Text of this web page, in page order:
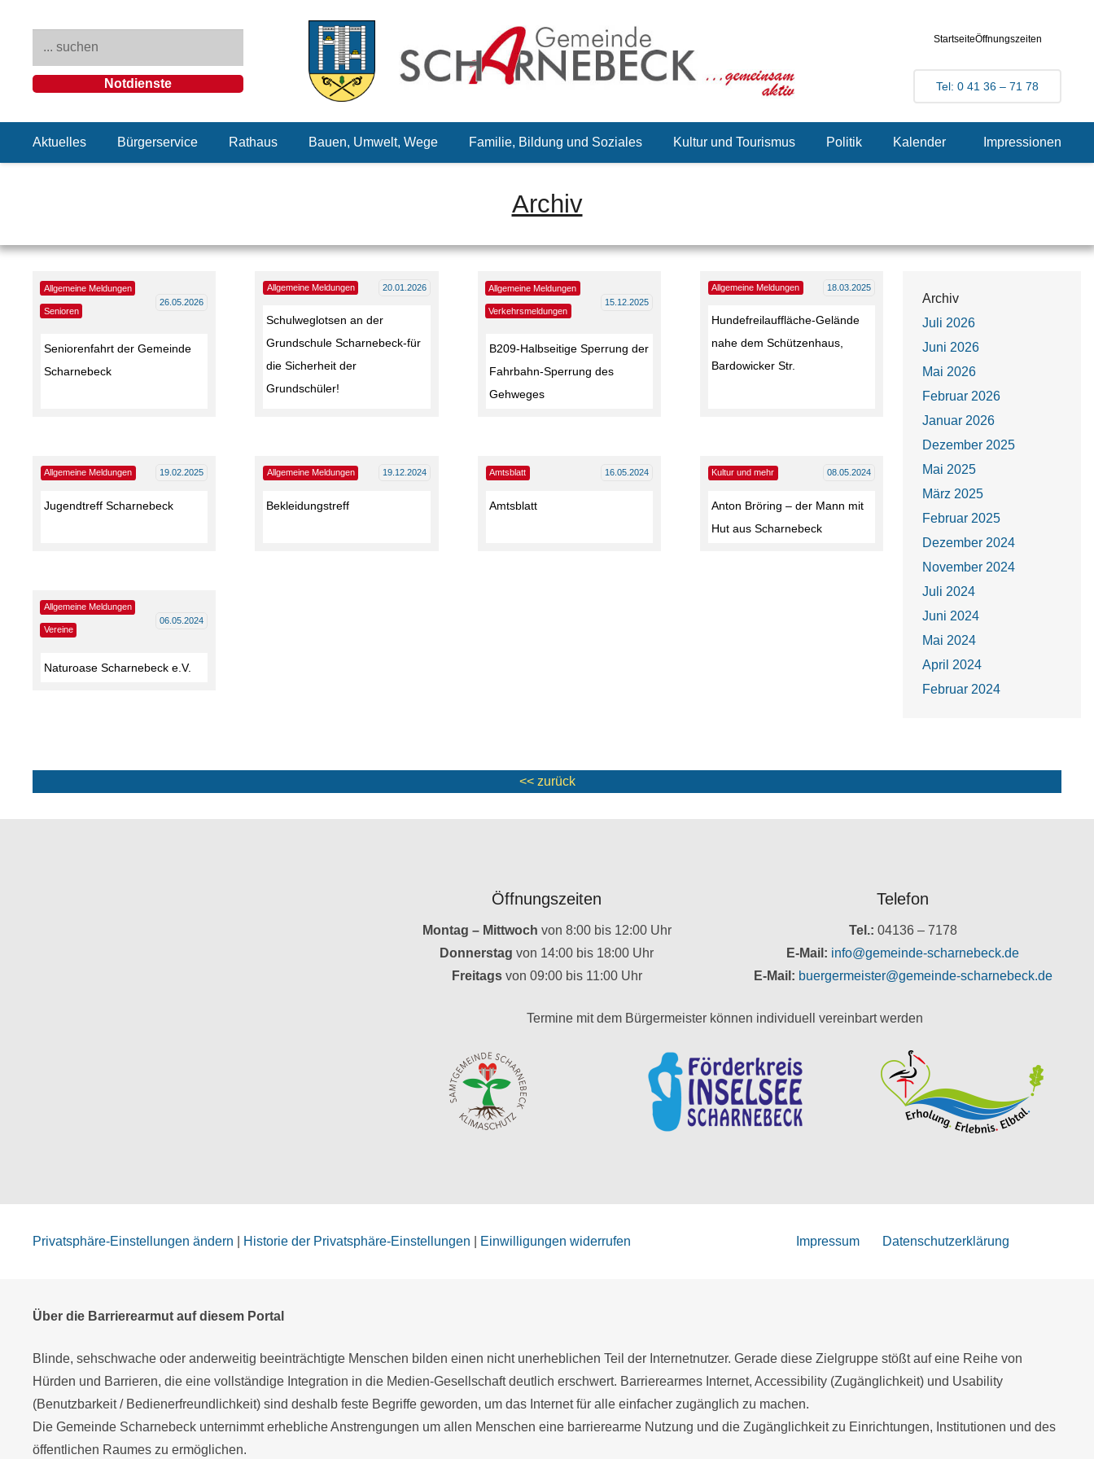
Notdienste
StartseiteÖffnungszeiten
Tel: 0 41 36 – 71 78
Aktuelles Bürgerservice Rathaus Bauen, Umwelt, Wege Familie, Bildung und Soziales Kultur und Tourismus Politik Kalender Impressionen
Archiv
Allgemeine Meldungen
Senioren
26.05.2026
Seniorenfahrt der Gemeinde
Scharnebeck
Allgemeine Meldungen 20.01.2026
Schulweglotsen an der
Grundschule Scharnebeck-für
die Sicherheit der
Grundschüler!
Allgemeine Meldungen
Verkehrsmeldungen
15.12.2025
B209-Halbseitige Sperrung der
Fahrbahn-Sperrung des
Gehweges
Allgemeine Meldungen 18.03.2025
Hundefreilauffläche-Gelände
nahe dem Schützenhaus,
Bardowicker Str.
Allgemeine Meldungen 19.02.2025
Jugendtreff Scharnebeck
Allgemeine Meldungen 19.12.2024
Bekleidungstreff
Amtsblatt 16.05.2024
Amtsblatt
Kultur und mehr 08.05.2024
Anton Bröring – der Mann mit
Hut aus Scharnebeck
Allgemeine Meldungen
Vereine
06.05.2024
Naturoase Scharnebeck e.V.
Archiv
Juli 2026
Juni 2026
Mai 2026
Februar 2026
Januar 2026
Dezember 2025
Mai 2025
März 2025
Februar 2025
Dezember 2024
November 2024
Juli 2024
Juni 2024
Mai 2024
April 2024
Februar 2024
<< zurück
Öffnungszeiten
Montag – Mittwoch von 8:00 bis 12:00 Uhr
Donnerstagvon 14:00 bis 18:00 Uhr
Freitags von 09:00 bis 11:00 Uhr
Telefon
Tel.: 04136 – 7178
E-Mail: info@gemeinde-scharnebeck.de
E-Mail: buergermeister@gemeinde-scharnebeck.de
Termine mit dem Bürgermeister können individuell vereinbart werden
Privatsphäre-Einstellungen ändern Historie der Privatsphäre-Einstellungen Einwilligungen widerrufen Impressum Datenschutzerklärung
Über die Barrierearmut auf diesem Portal
Blinde, sehschwache oder anderweitig beeinträchtigte Menschen bilden einen nicht unerheblichen Teil der Internetnutzer. Gerade diese Zielgruppe stößt auf eine Reihe von
Hürden und Barrieren, die eine vollständige Integration in die Medien-Gesellschaft deutlich erschwert. Barrierearmes Internet, Accessibility (Zugänglichkeit) und Usability
(Benutzbarkeit / Bedienerfreundlichkeit) sind deshalb feste Begriffe geworden, um das Internet für alle einfacher zugänglich zu machen.
Die Gemeinde Scharnebeck unternimmt erhebliche Anstrengungen um allen Menschen eine barrierearme Nutzung und die Zugänglichkeit zu Einrichtungen, Institutionen und des
öffentlichen Raumes zu ermöglichen.